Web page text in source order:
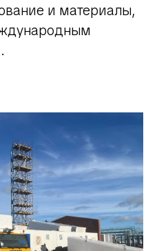
и материалы,